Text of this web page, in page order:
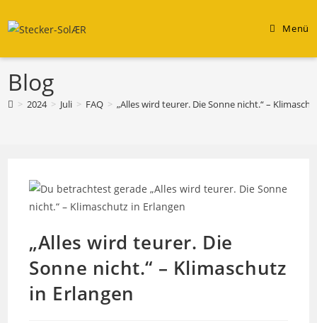
Inhalt
Menü
Blog
> 2024 > Juli > FAQ > „Alles wird teurer. Die Sonne nicht.“ –
„Alles wird teurer. Die
Sonne nicht.“ – Klimaschutz
in Erlangen